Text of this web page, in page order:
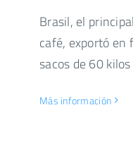
Brasil, el
café, exportó en
sacos de 60 kilos
Más información